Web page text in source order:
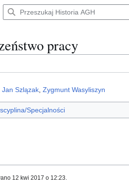
pracy
Jan Szlązak Zygmunt Wasyliszyn
Specjalności
12 kwi 2017 o 12:23.